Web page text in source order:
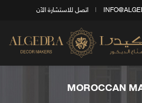
اتصل للاستشارة الآن
MOROCCAN